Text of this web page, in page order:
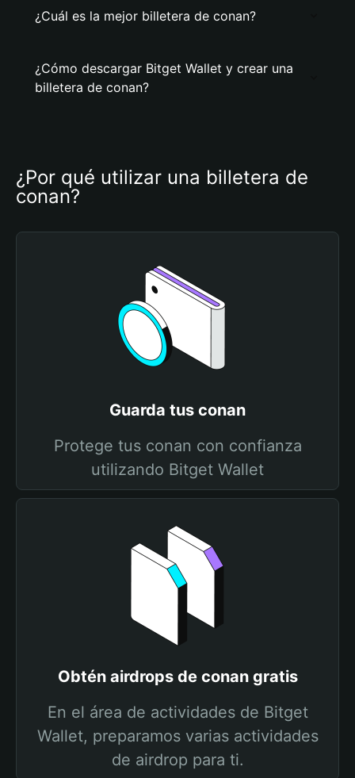
¿Cuál es la mejor billetera de conan?
¿Cómo descargar Bitget Wallet y crear una
billetera de conan?
¿Por qué utilizar una billetera de
conan?
Guarda tus conan
Protege tus conan con confianza
utilizando Bitget Wallet
Obtén airdrops de conan gratis
En el área de actividades de Bitget
Wallet, preparamos varias actividades
de airdrop para ti.